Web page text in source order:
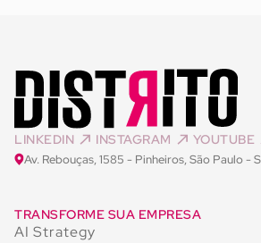
LINKEDIN INSTAGRAM YOUTUBE
Av. Rebouças, 1585 - Pinheiros, São Paulo -
TRANSFORME SUA EMPRESA
AI Strategy